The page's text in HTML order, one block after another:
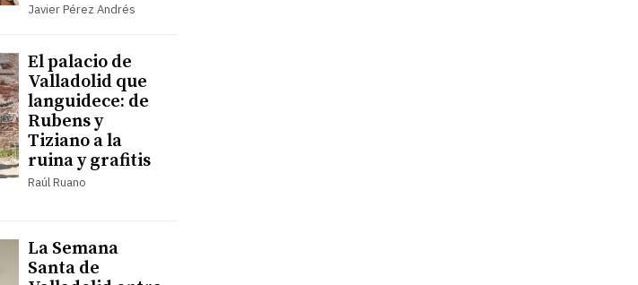
Javier Pérez Andrés
El palacio de
Valladolid que
languidece: de
Rubens y
Tiziano a la
ruina y grafitis
Raúl Ruano
La Semana
Santa de